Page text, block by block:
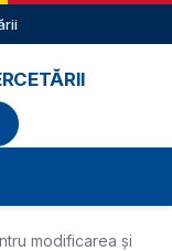
modificarea și